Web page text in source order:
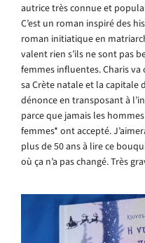
autrice très connue et
C’est un roman inspiré des
roman initiatique en
valent rien s’ils ne sont pas
femmes influentes. Charis
sa Crète natale et la capitale
dénonce en transposant à
parce que jamais les
femmes* ont accepté.
plus de 50 ans à lire ce
où ça n’a pas changé. Très